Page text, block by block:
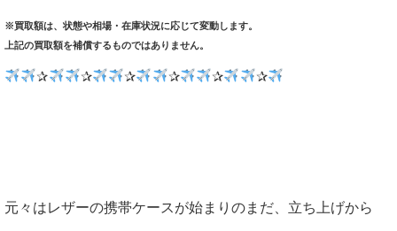
※買取額は、状態や相場・在庫状況に応じて変動します。
上記の買取額を補償するものではありません。
✰ ✰ ✰ ✰ ✰ ✰
元々はレザーの携帯ケースが始まりのまだ、立ち上げから